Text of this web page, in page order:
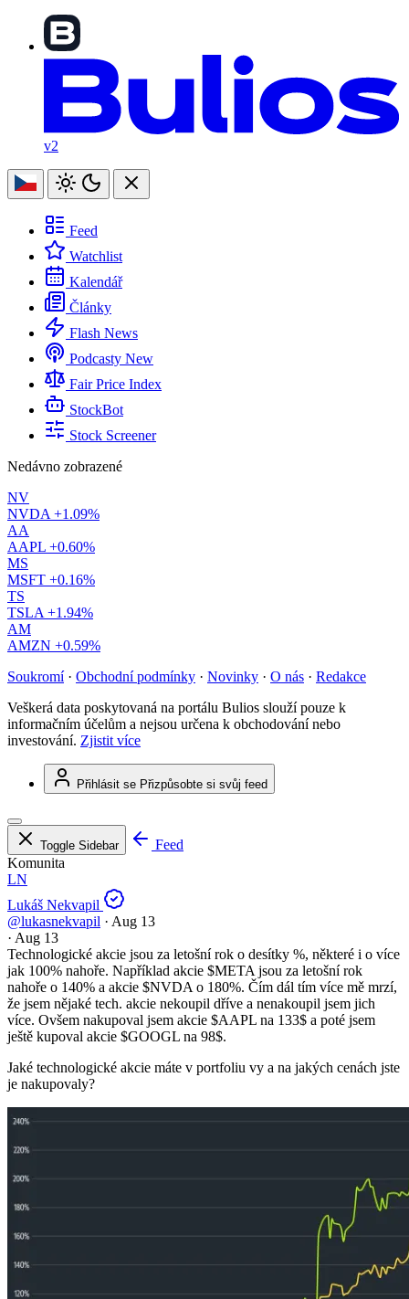
v2
Feed
Watchlist
Kalendář
Články
Flash News
Podcasty New
Fair Price Index
StockBot
Stock Screener
Nedávno zobrazené
NV
NVDA +1.09%
AA
AAPL +0.60%
MS
MSFT +0.16%
TS
TSLA +1.94%
AM
AMZN +0.59%
Soukromí · Obchodní podmínky · Novinky · O nás · Redakce
Veškerá data poskytovaná na portálu Bulios slouží pouze k
informačním účelům a nejsou určena k obchodování nebo
investování. Zjistit více
Přihlásit se Přizpůsobte si svůj feed
Toggle Sidebar
Feed
Komunita
LN
Lukáš Nekvapil
@lukasnekvapil · Aug 13
· Aug 13
Technologické akcie jsou za letošní rok o desítky %, některé i o více
jak 100% nahoře. Například akcie $META jsou za letošní rok
nahoře o 140% a akcie $NVDA o 180%. Čím dál tím více mě mrzí,
že jsem nějaké tech. akcie nekoupil dříve a nenakoupil jsem jich
více. Ovšem nakupoval jsem akcie $AAPL na 133$ a poté jsem
ještě kupoval akcie $GOOGL na 98$.
Jaké technologické akcie máte v portfoliu vy a na jakých cenách jste
je nakupovaly?